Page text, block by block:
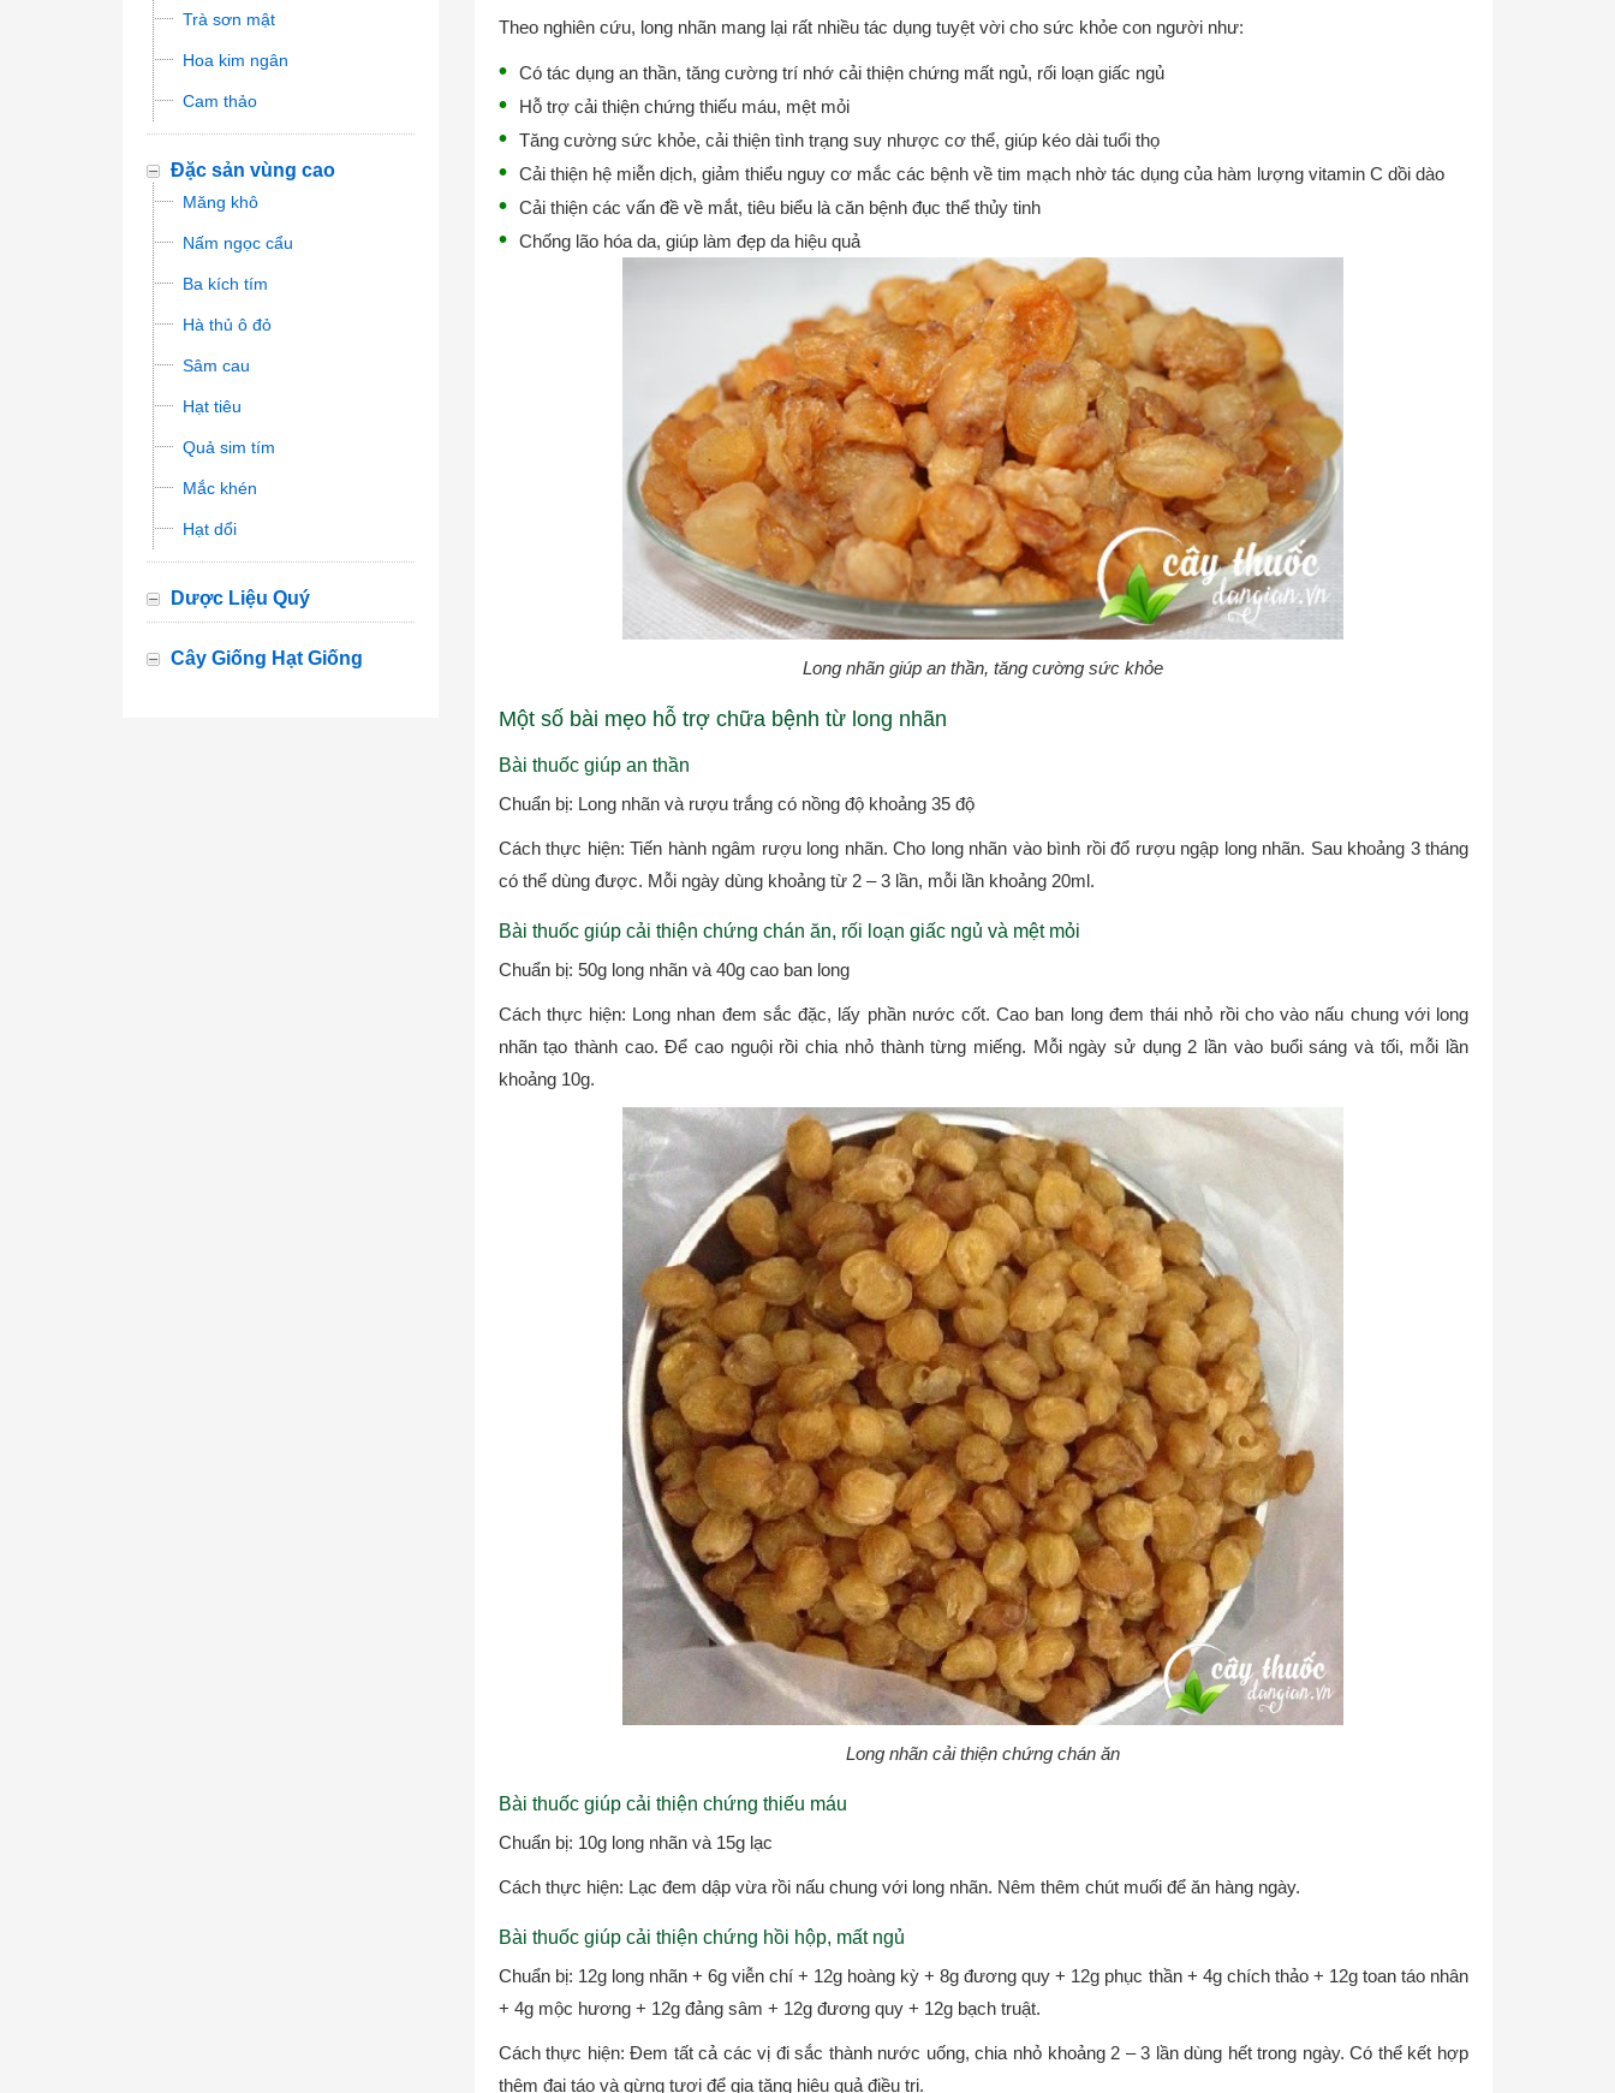
Trà sơn mật
Hoa kim ngân
Cam thảo
Đặc sản vùng cao
Măng khô
Nấm ngọc cẩu
Ba kích tím
Hà thủ ô đỏ
Sâm cau
Hạt tiêu
Quả sim tím
Mắc khén
Hạt dổi
Dược Liệu Quý
Cây Giống Hạt Giống
Theo nghiên cứu, long nhãn mang lại rất nhiều tác dụng tuyệt vời cho sức khỏe con người như:
Có tác dụng an thần, tăng cường trí nhớ cải thiện chứng mất ngủ, rối loạn giấc ngủ
Hỗ trợ cải thiện chứng thiếu máu, mệt mỏi
Tăng cường sức khỏe, cải thiện tình trạng suy nhược cơ thể, giúp kéo dài tuổi thọ
Cải thiện hệ miễn dịch, giảm thiểu nguy cơ mắc các bệnh về tim mạch nhờ tác dụng của hàm lượng vitamin C dồi dào
Cải thiện các vấn đề về mắt, tiêu biểu là căn bệnh đục thể thủy tinh
Chống lão hóa da, giúp làm đẹp da hiệu quả
Long nhãn giúp an thần, tăng cường sức khỏe
Một số bài mẹo hỗ trợ chữa bệnh từ long nhãn
Bài thuốc giúp an thần
Chuẩn bị: Long nhãn và rượu trắng có nồng độ khoảng 35 độ
Cách thực hiện: Tiến hành ngâm rượu long nhãn. Cho long nhãn vào bình rồi đổ rượu ngập long nhãn. Sau khoảng 3 tháng
có thể dùng được. Mỗi ngày dùng khoảng từ 2 – 3 lần, mỗi lần khoảng 20ml.
Bài thuốc giúp cải thiện chứng chán ăn, rối loạn giấc ngủ và mệt mỏi
Chuẩn bị: 50g long nhãn và 40g cao ban long
Cách thực hiện: Long nhan đem sắc đặc, lấy phần nước cốt. Cao ban long đem thái nhỏ rồi cho vào nấu chung với long
nhãn tạo thành cao. Để cao nguội rồi chia nhỏ thành từng miếng. Mỗi ngày sử dụng 2 lần vào buổi sáng và tối, mỗi lần
khoảng 10g.
Long nhãn cải thiện chứng chán ăn
Bài thuốc giúp cải thiện chứng thiếu máu
Chuẩn bị: 10g long nhãn và 15g lạc
Cách thực hiện: Lạc đem dập vừa rồi nấu chung với long nhãn. Nêm thêm chút muối để ăn hàng ngày.
Bài thuốc giúp cải thiện chứng hồi hộp, mất ngủ
Chuẩn bị: 12g long nhãn + 6g viễn chí + 12g hoàng kỳ + 8g đương quy + 12g phục thần + 4g chích thảo + 12g toan táo nhân
+ 4g mộc hương + 12g đảng sâm + 12g đương quy + 12g bạch truật.
Cách thực hiện: Đem tất cả các vị đi sắc thành nước uống, chia nhỏ khoảng 2 – 3 lần dùng hết trong ngày. Có thể kết hợp
thêm đại táo và gừng tươi để gia tăng hiệu quả điều trị.